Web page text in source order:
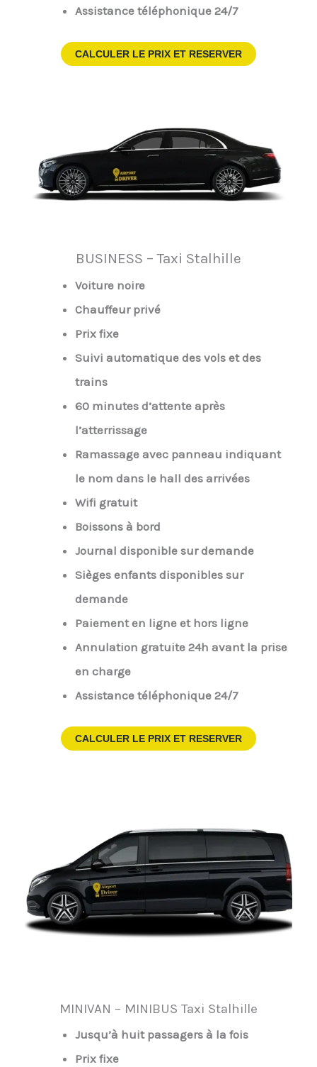
Assistance téléphonique 24/7
CALCULER LE PRIX ET RESERVER
BUSINESS – Taxi Stalhille
Voiture noire
Chauffeur privé
Prix fixe
Suivi automatique des vols et des
trains
60 minutes d’attente après
l’atterrissage
Ramassage avec panneau indiquant
le nom dans le hall des arrivées
Wifi gratuit
Boissons à bord
Journal disponible sur demande
Sièges enfants disponibles sur
demande
Paiement en ligne et hors ligne
Annulation gratuite 24h avant la prise
en charge
Assistance téléphonique 24/7
CALCULER LE PRIX ET RESERVER
MINIVAN – MINIBUS Taxi Stalhille
Jusqu’à huit passagers à la fois
Prix fixe